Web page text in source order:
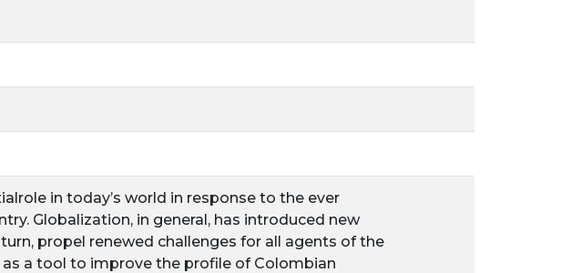
in today’s world in response to the ever
Globalization, in general, has introduced new
propel renewed challenges for all agents of the
a tool to improve the profile of Colombian